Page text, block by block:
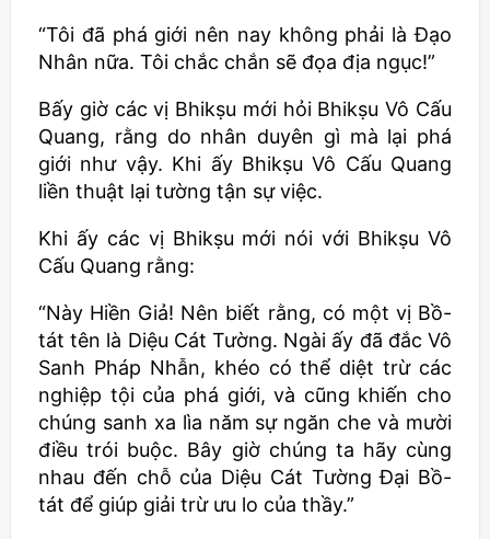
“Tôi đã phá giới nên nay không phải là Đạo
Nhân nữa. Tôi chắc chắn sẽ đọa địa ngục!”
Bấy giờ các vị Bhikṣu mới hỏi Bhikṣu Vô Cấu
Quang, rằng do nhân duyên gì mà lại phá
giới như vậy. Khi ấy Bhikṣu Vô Cấu Quang
liền thuật lại tường tận sự việc.
Khi ấy các vị Bhikṣu mới nói với Bhikṣu Vô
Cấu Quang rằng:
“Này Hiền Giả! Nên biết rằng, có một vị Bồ-
tát tên là Diệu Cát Tường. Ngài ấy đã đắc Vô
Sanh Pháp Nhẫn, khéo có thể diệt trừ các
nghiệp tội của phá giới, và cũng khiến cho
chúng sanh xa lìa năm sự ngăn che và mười
điều trói buộc. Bây giờ chúng ta hãy cùng
nhau đến chỗ của Diệu Cát Tường Đại Bồ-
tát để giúp giải trừ ưu lo của thầy.”